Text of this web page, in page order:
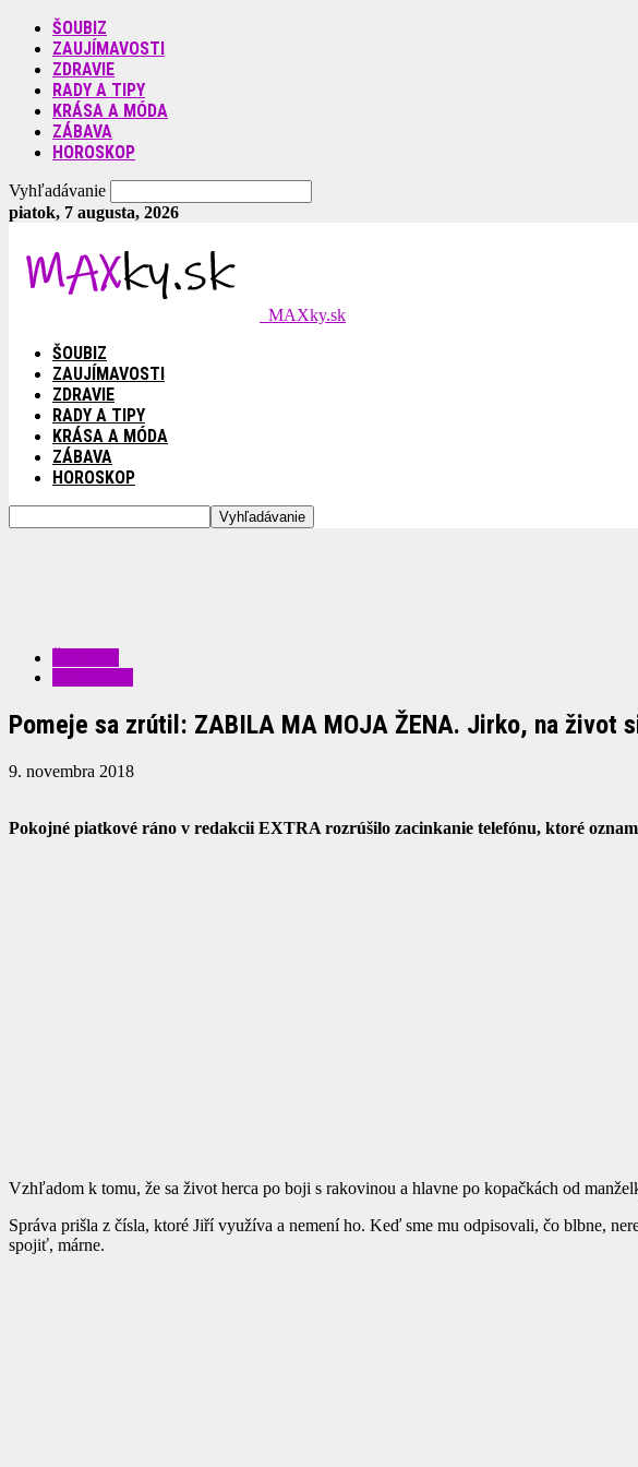
ŠOUBIZ
ZAUJÍMAVOSTI
ZDRAVIE
RADY A TIPY
KRÁSA A MÓDA
ZÁBAVA
HOROSKOP
Vyhľadávanie
piatok, 7 augusta, 2026
MAXky.sk
ŠOUBIZ
ZAUJÍMAVOSTI
ZDRAVIE
RADY A TIPY
KRÁSA A MÓDA
ZÁBAVA
HOROSKOP
Pomeje sa zrútil: ZABILA MA MOJA ŽENA. Jirko, na život
9. novembra 2018
Pokojné piatkové ráno v redakcii EXTRA rozrúšilo zacinkanie telefónu, ktoré
Vzhľadom k tomu, že sa život herca po boji s rakovinou a hlavne po kopačkách od
Správa prišla z čísla, ktoré Jiří využíva a nemení ho. Keď sme mu odpisovali, čo blbne,
spojiť, márne.